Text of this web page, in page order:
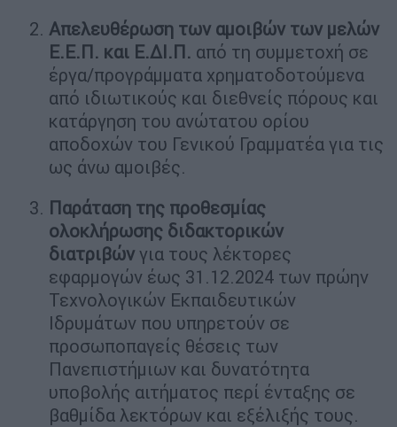
Απελευθέρωση των αμοιβών των μελών
Ε.Ε.Π. και Ε.ΔΙ.Π. από τη συμμετοχή σε
έργα/προγράμματα χρηματοδοτούμενα
από ιδιωτικούς και διεθνείς πόρους και
κατάργηση του ανώτατου ορίου
αποδοχών του Γενικού Γραμματέα για τις
ως άνω αμοιβές.
Παράταση της προθεσμίας
ολοκλήρωσης διδακτορικών
διατριβών για τους λέκτορες
εφαρμογών έως 31.12.2024 των πρώην
Τεχνολογικών Εκπαιδευτικών
Ιδρυμάτων που υπηρετούν σε
προσωποπαγείς θέσεις των
Πανεπιστήμιων και δυνατότητα
υποβολής αιτήματος περί ένταξης σε
βαθμίδα λεκτόρων και εξέλιξής τους.